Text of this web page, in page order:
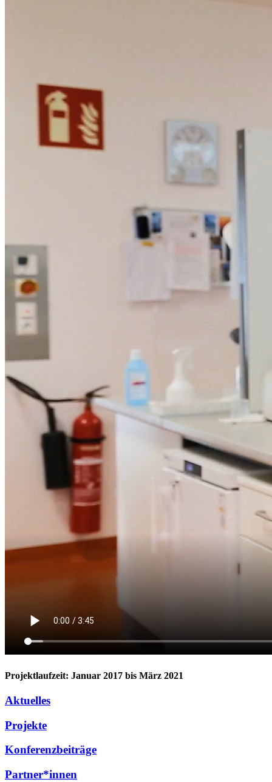
Projektlaufzeit: Januar 2017 bis März 2021
Aktuelles
Projekte
Konferenzbeiträge
Partner*innen